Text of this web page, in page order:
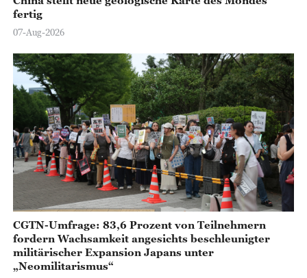
fertig
07-Aug-2026
CGTN-Umfrage: 83,6 Prozent von Teilnehmern
fordern Wachsamkeit angesichts beschleunigter
militärischer Expansion Japans unter
„Neomilitarismus“